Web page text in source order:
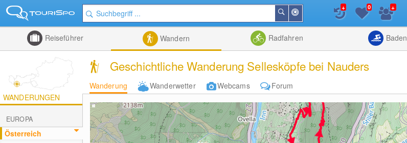
der
Nähe
Suchen
Listenansicht
+ 0 +
Reiseführer Wandern Radfahren Baden
Geschichtliche Wanderung Sellesköpfe bei Nauders
Wanderung Wanderwetter Webcams
Forum
WANDERUNGEN
EUROPA
Österreich